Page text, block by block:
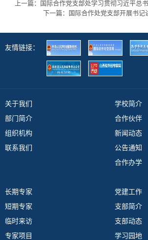
下一篇：国际合作处党支部开展书记
友情链接：
关于我们
部门简介
组织机构
联系我们
学校简介
合作伙伴
新闻动态
公告通知
合作办学
长期专家
短期专家
临时来访
专家项目
党建工作
支部简介
支部动态
学习园地